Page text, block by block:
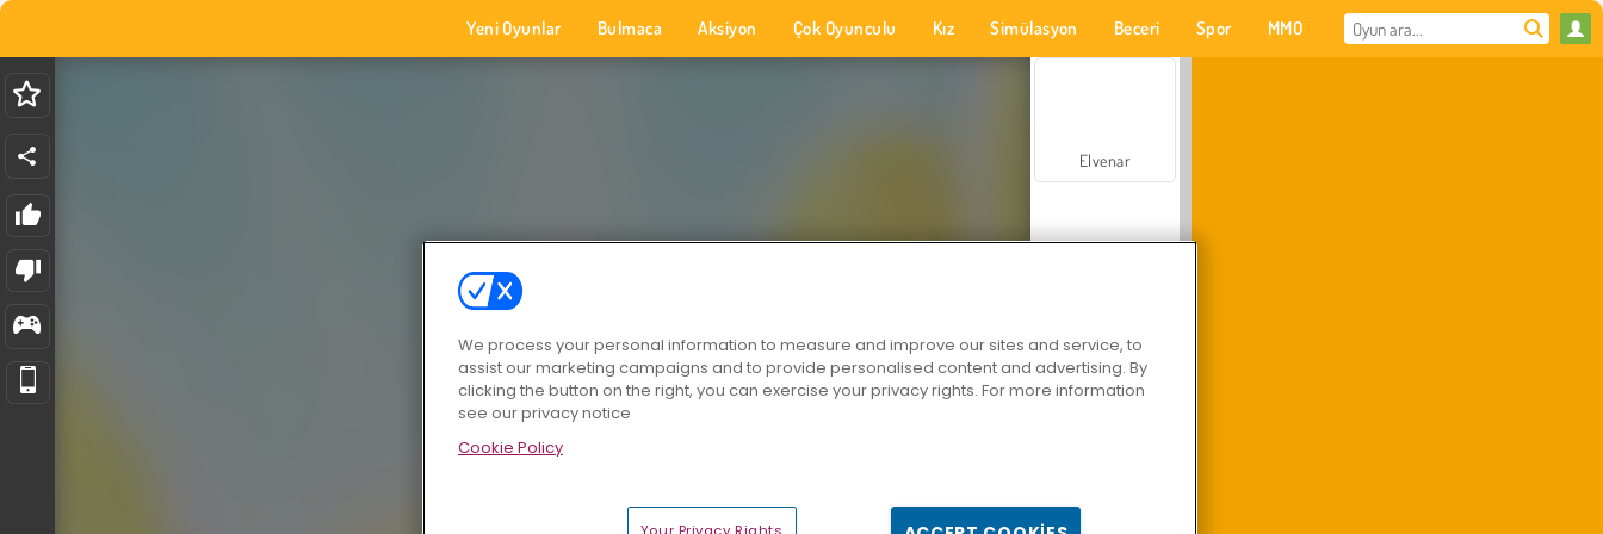
Yeni Oyunlar Bulmaca Aksiyon Çok Oyunculu Kız Simülasyon Beceri Spor MMO
Elvenar
We process your personal information to measure and improve our sites and service, to
assist our marketing campaigns and to provide personalised content and advertising. By
clicking the button on the right, you can exercise your privacy rights. For more information
see our privacy notice
Cookie Policy